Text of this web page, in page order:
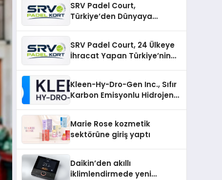
SRV Padel Court,
Türkiye’den Dünyaya
SRV Padel Court, 24 Ülkeye
İhracat Yapan Türkiye’nin
Kleen-Hy-Dro-Gen Inc., Sıfır
Karbon Emisyonlu Hidrojen
Aldı
Marie Rose kozmetik
sektörüne giriş yaptı
Daikin’den akıllı
iklimlendirmede yeni